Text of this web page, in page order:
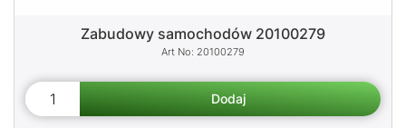
Zabudowy samochodów 20100279
20100279